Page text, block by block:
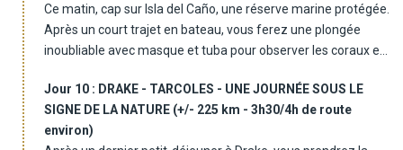
pourrez peut-être apercevoir des jaguars, des tapirs, des
singes et des oiseaux exotiques. Un véritable spectacle de la
nature, avant de retourner au lodge pour une soirée
Ce matin, cap sur Isla del Caño, une réserve marine protégée.
Après un court trajet en bateau, vous ferez une plongée
inoubliable avec masque et tuba pour observer les coraux et
marines pourraient bien croiser votre route. Un déjeuner
pique-nique au bord de l'eau et un après-midi libre vous
permettront de profiter pleinement de cet environnement
Jour 10 : DRAKE - TARCOLES - UNE JOURNÉE SOUS LE
SIGNE DE LA NATURE (+/- 225 km - 3h30/4h de route
environ)